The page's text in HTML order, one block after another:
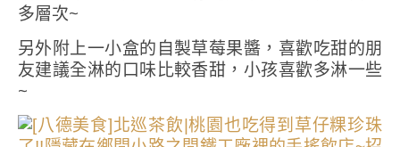
多層次~
另外附上一小盒的自製草莓果醬，喜歡吃甜的朋
友建議全淋的口味比較香甜，小孩喜歡多淋一些
~